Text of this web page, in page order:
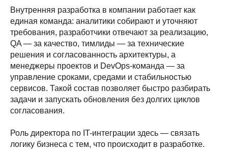
Внутренняя разработка в компании работает как
единая команда: аналитики собирают и уточняют
требования, разработчики отвечают за реализацию,
QA — за качество, тимлиды — за технические
решения и согласованность архитектуры, а
менеджеры проектов и DevOps-команда — за
управление сроками, средами и стабильностью
сервисов. Такой состав позволяет быстро разбирать
задачи и запускать обновления без долгих циклов
согласования.
Роль директора по IT-интеграции здесь — связать
логику бизнеса с тем, что происходит в разработке.